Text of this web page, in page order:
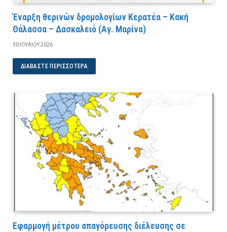
Έναρξη θερινών δρομολογίων Κερατέα – Κακή
Θάλασσα – Δασκαλειό (Αγ. Μαρίνα)
30 ΙΟΥΛΊΟΥ 2026
ΔΙΑΒΆΣΤΕ ΠΕΡΙΣΣΌΤΕΡΑ
Εφαρμογή μέτρου απαγόρευσης διέλευσης σε